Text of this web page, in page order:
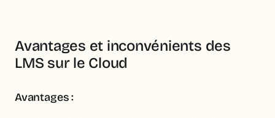
Avantages et inconvénients des
LMS sur le Cloud
Avantages :